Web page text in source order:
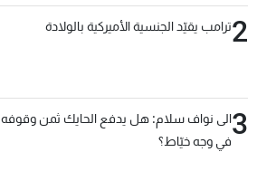
2ترامب يقيّد الجنسية الأميركية بالولادة
3الى نواف سلام: هل يدفع الحايك ثمن وقوفه
في وجه خيّاط؟